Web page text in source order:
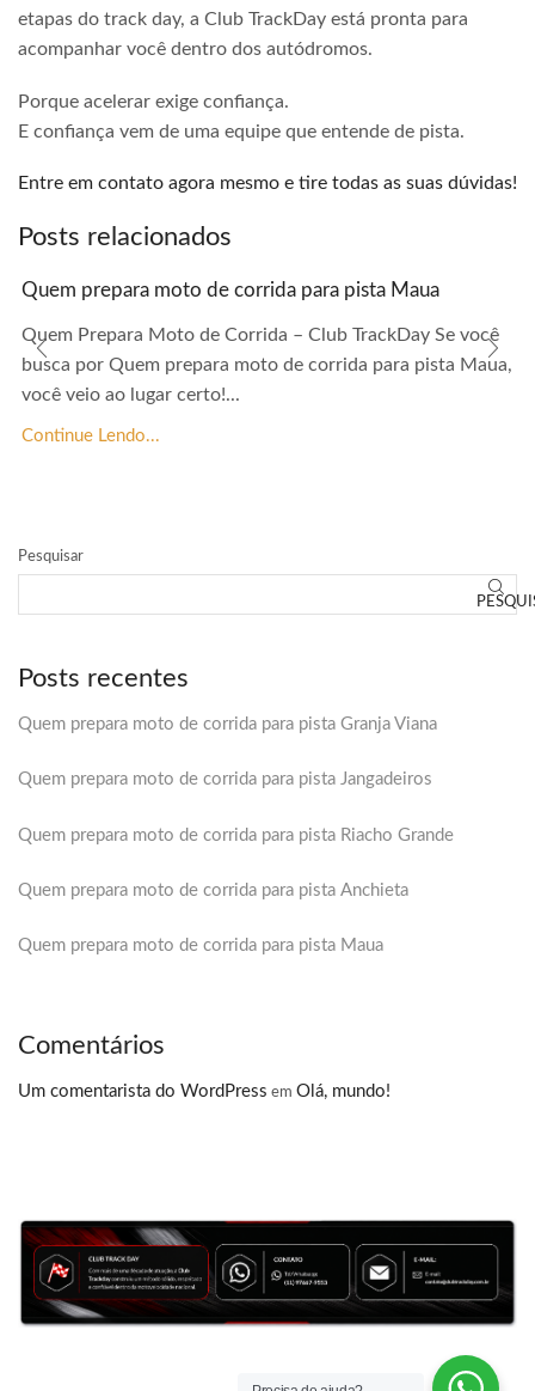
etapas do track day, a Club TrackDay está pronta para
acompanhar você dentro dos autódromos.
Porque acelerar exige confiança.
E confiança vem de uma equipe que entende de pista.
Entre em contato agora mesmo e tire todas as suas dúvidas!
Posts relacionados
Quem prepara moto de corrida para pista Maua
Quem Prepara Moto de Corrida – Club TrackDay Se você
busca por Quem prepara moto de corrida para pista Maua,
você veio ao lugar certo!...
Continue Lendo...
Pesquisar
Posts recentes
Quem prepara moto de corrida para pista Granja Viana
Quem prepara moto de corrida para pista Jangadeiros
Quem prepara moto de corrida para pista Riacho Grande
Quem prepara moto de corrida para pista Anchieta
Quem prepara moto de corrida para pista Maua
Comentários
Um comentarista do WordPress em Olá, mundo!